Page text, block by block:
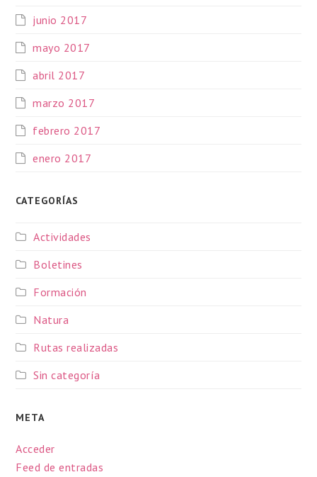
junio 2017
mayo 2017
abril 2017
marzo 2017
febrero 2017
enero 2017
CATEGORÍAS
Actividades
Boletines
Formación
Natura
Rutas realizadas
Sin categoría
META
Acceder
Feed de entradas